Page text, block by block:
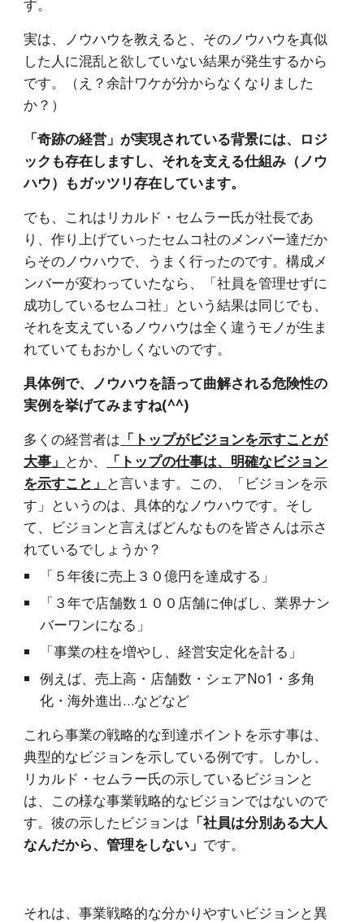
す。
実は、ノウハウを教えると、そのノウハウを真似
した人に混乱と欲していない結果が発生するから
です。（え？余計ワケが分からなくなりました
か？）
「奇跡の経営」が実現されている背景には、ロジ
ックも存在しますし、それを支える仕組み（ノウ
ハウ）もガッツリ存在しています。
でも、これはリカルド・セムラー氏が社長であ
り、作り上げていったセムコ社のメンバー達だか
らそのノウハウで、うまく行ったのです。構成メ
ンバーが変わっていたなら、「社員を管理せずに
成功しているセムコ社」という結果は同じでも、
それを支えているノウハウは全く違うモノが生ま
れていてもおかしくないのです。
具体例で、ノウハウを語って曲解される危険性の
実例を挙げてみますね(^^)
多くの経営者は 「トップがビジョンを示すことが
大事」 とか、
「トップの仕事は、明確なビジョン
を示すこと」 と言います。この、「ビジョンを示
す」というのは、具体的なノウハウです。そし
て、ビジョンと言えばどんなものを皆さんは示さ
れているでしょうか？
「５年後に売上３０億円を達成する」
「３年で店舗数１００店舗に伸ばし、業界ナン
バーワンになる」
「事業の柱を増やし、経営安定化を計る」
例えば、売上高・店舗数・シェアNo1・多角
化・海外進出…などなど
これら事業の戦略的な到達ポイントを示す事は、
典型的なビジョンを示している例です。しかし、
リカルド・セムラー氏の示しているビジョンと
は、この様な事業戦略的なビジョンではないので
す。彼の示したビジョンは 「社員は分別ある大人
なんだから、管理をしない」 です。
それは、事業戦略的な分かりやすいビジョンと異